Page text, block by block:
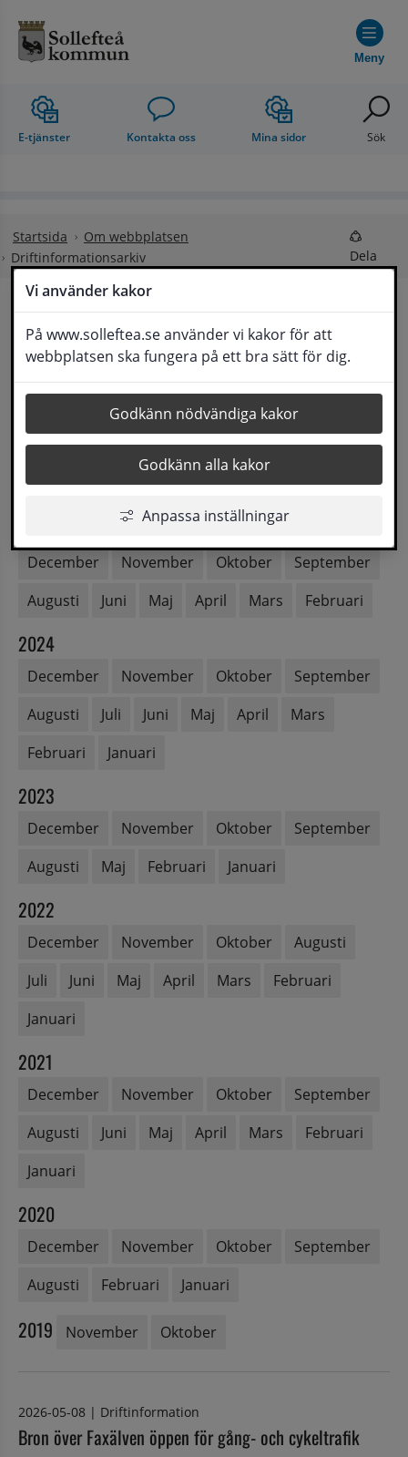
Vi använder kakor
På www.solleftea.se använder vi kakor för att
webbplatsen ska fungera på ett bra sätt för dig.
Godkänn nödvändiga kakor
Godkänn alla kakor
Anpassa inställningar
Meny
E-tjänster Kontakta oss Mina sidor Sök
Startsida
Om webbplatsen
Driftinformationsarkiv
Dela
Driftinformationsarkiv
Augusti Juli Juni Maj April
Mars
Februari
Januari
December November Oktober
September
Augusti
Juni Maj April Mars Februari
2024
December November Oktober
September
Augusti
Juli Juni Maj April
Mars
Februari
Januari
2023
December November Oktober
September
Augusti
Maj Februari Januari
2022
December November Oktober
Augusti
Juli
Juni Maj April Mars
Februari
Januari
2021
December November Oktober
September
Augusti
Juni Maj April Mars
Februari
Januari
2020
December November Oktober
September
Augusti
Februari Januari
2019 November Oktober
2026-05-08 | Driftinformation
Bron över Faxälven öppen för gång- och cykeltrafik